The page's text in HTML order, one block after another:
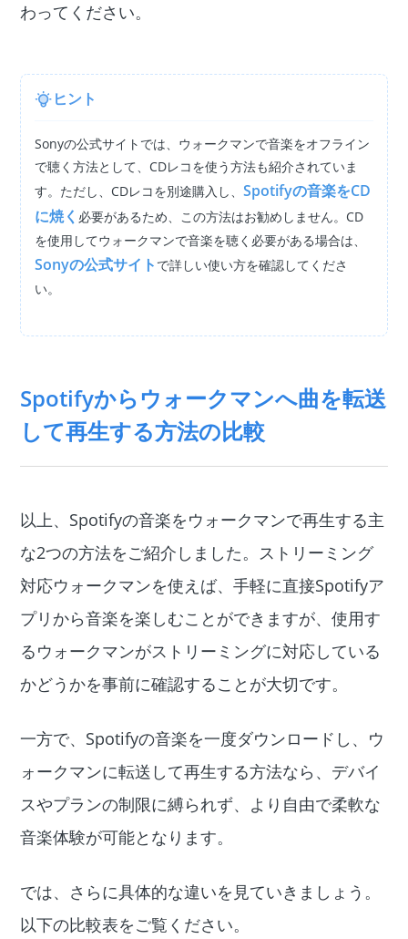
わってください。
ヒント
Sonyの公式サイトでは、ウォークマンで音楽をオフライン
で聴く方法として、CDレコを使う方法も紹介されていま
す。ただし、CDレコを別途購入し、Spotifyの音楽をCD
に焼く 必要があるため、この方法はお勧めしません。CD
を使用してウォークマンで音楽を聴く必要がある場合は、
Sonyの公式サイト で詳しい使い方を確認してくださ
い。
Spotifyからウォークマンへ曲を転送
して再生する方法の比較
以上、Spotifyの音楽をウォークマンで再生する主
な2つの方法をご紹介しました。ストリーミング
対応ウォークマンを使えば、手軽に直接Spotifyア
プリから音楽を楽しむことができますが、使用す
るウォークマンがストリーミングに対応している
かどうかを事前に確認することが大切です。
一方で、Spotifyの音楽を一度ダウンロードし、ウ
ォークマンに転送して再生する方法なら、デバイ
スやプランの制限に縛られず、より自由で柔軟な
音楽体験が可能となります。
では、さらに具体的な違いを見ていきましょう。
以下の比較表をご覧ください。